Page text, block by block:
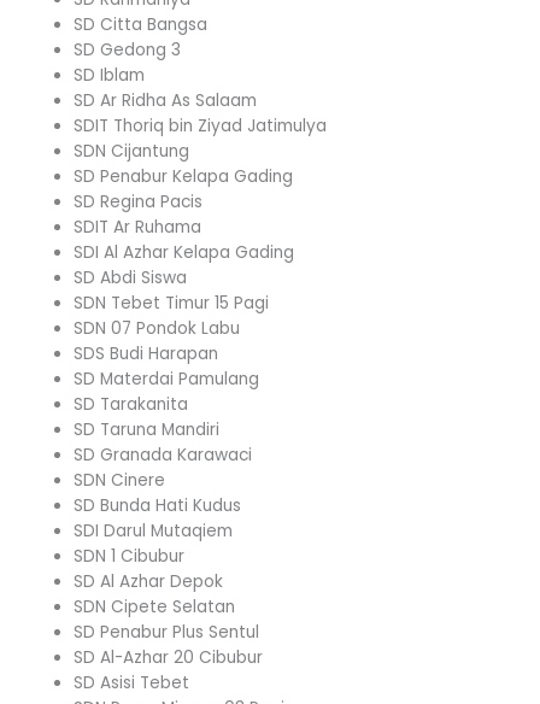
SD Citta Bangsa
SD Gedong 3
SD Iblam
SD Ar Ridha As Salaam
SDIT Thoriq bin Ziyad Jatimulya
SDN Cijantung
SD Penabur Kelapa Gading
SD Regina Pacis
SDIT Ar Ruhama
SDI Al Azhar Kelapa Gading
SD Abdi Siswa
SDN Tebet Timur 15 Pagi
SDN 07 Pondok Labu
SDS Budi Harapan
SD Materdai Pamulang
SD Tarakanita
SD Taruna Mandiri
SD Granada Karawaci
SDN Cinere
SD Bunda Hati Kudus
SDI Darul Mutaqiem
SDN 1 Cibubur
SD Al Azhar Depok
SDN Cipete Selatan
SD Penabur Plus Sentul
SD Al-Azhar 20 Cibubur
SD Asisi Tebet